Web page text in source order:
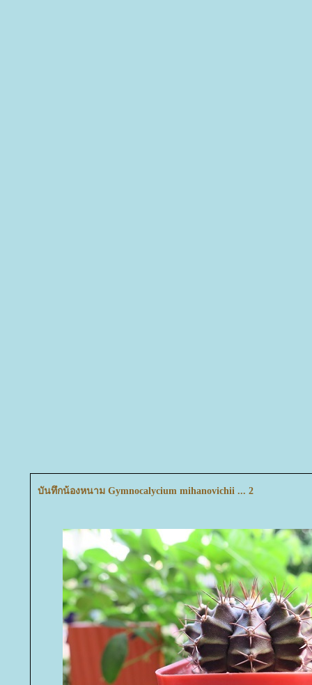
บันทึกน้องหนาม Gymnocalycium mihanovichii ... 2